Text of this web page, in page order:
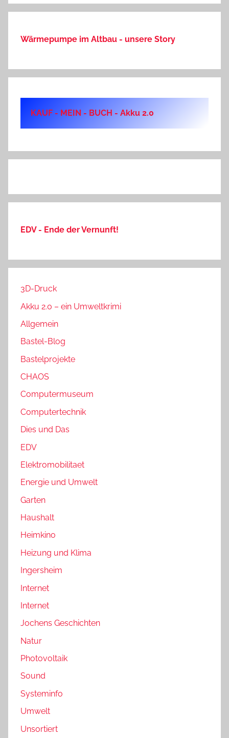
Wärmepumpe im Altbau - unsere Story
KAUF - MEIN - BUCH - Akku 2.0
EDV - Ende der Vernunft!
3D-Druck
Akku 2.0 – ein Umweltkrimi
Allgemein
Bastel-Blog
Bastelprojekte
CHAOS
Computermuseum
Computertechnik
Dies und Das
EDV
Elektromobilitaet
Energie und Umwelt
Garten
Haushalt
Heimkino
Heizung und Klima
Ingersheim
Internet
Internet
Jochens Geschichten
Natur
Photovoltaik
Sound
Systeminfo
Umwelt
Unsortiert